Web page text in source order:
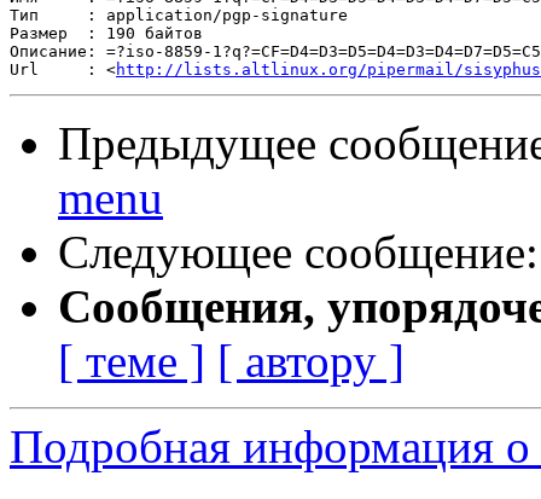
Тип     : application/pgp-signature
Размер  : 190 байтов
Описание: =?iso-8859-
Url     : <http://lists.altlinux.org/pipermail/sisyphus/
Предыдущее
menu
Следующее
Сообщения,
[ теме ] [ автору ]
Подробная информация о